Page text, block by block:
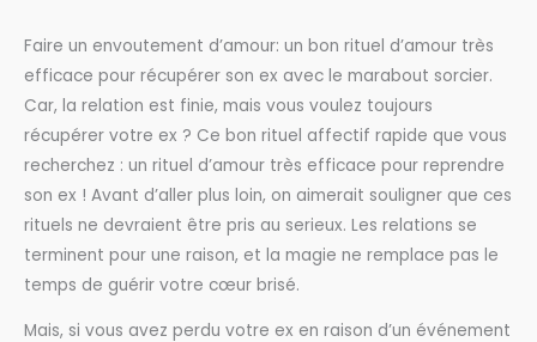
Faire un envoutement d’amour: un bon rituel d’amour très
efficace pour récupérer son ex avec le marabout sorcier.
Car, la relation est finie, mais vous voulez toujours
récupérer votre ex ? Ce bon rituel affectif rapide que vous
recherchez : un rituel d’amour très efficace pour reprendre
son ex ! Avant d’aller plus loin, on aimerait souligner que ces
rituels ne devraient être pris au serieux. Les relations se
terminent pour une raison, et la magie ne remplace pas le
temps de guérir votre cœur brisé.
Mais, si vous avez perdu votre ex en raison d’un événement